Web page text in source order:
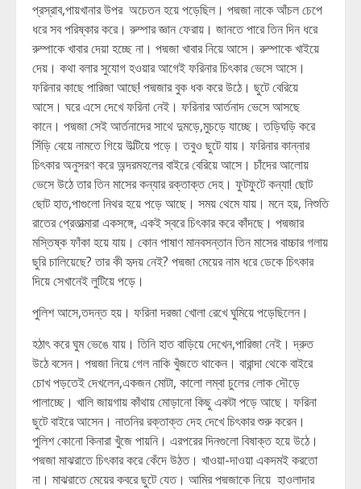
প্রস্রাব,পায়খানার উপর অচেতন হয়ে পড়েছিল। পদ্মজা নাকে আঁচল চেপে
ধরে সব পরিষ্কার করে। রুম্পার জ্ঞান ফেরায়। জানতে পারে তিন দিন ধরে
রুম্পাকে খাবার দেয়া হচ্ছে না। পদ্মজা খাবার নিয়ে আসে। রুম্পাকে খাইয়ে
দেয়। কথা বলার সুযোগ হওয়ার আগেই ফরিনার চিৎকার ভেসে আসে।
ফরিনার কাছে পারিজা আছে! পদ্মজার বুক ধক করে উঠে। ছুটে বেরিয়ে
আসে। ঘরে এসে দেখে ফরিনা নেই। ফরিনার আর্তনাদ ভেসে আসছে
কানে। পদ্মজা সেই আর্তনাদের সাথে দুমড়ে,মুচড়ে যাচ্ছে। তড়িঘড়ি করে
সিঁড়ি বেয়ে নামতে গিয়ে উল্টিয়ে পড়ে। তবুও ছুটে যায়। ফরিনার কান্নার
চিৎকার অনুসরণ করে অন্দরমহলের বাইরে বেরিয়ে আসে। চাঁদের আলোয়
ভেসে উঠে তার তিন মাসের কন্যার রক্তাক্ত দেহ। ফুটফুটে কন্যা! ছোট
ছোট হাত,পাগুলো নিথর হয়ে পড়ে আছে। সময় থেমে যায়। মনে হয়, নিশুতি
রাতের প্রেতাত্মারা একসঙ্গে, একই স্বরে চিৎকার করে কাঁদছে। পদ্মজার
মস্তিষ্ক ফাঁকা হয়ে যায়। কোন পাষাণ মানবসন্তান তিন মাসের বাচ্চার গলায়
ছুরি চালিয়েছে? তার কী হৃদয় নেই? পদ্মজা মেয়ের নাম ধরে ডেকে চিৎকার
দিয়ে সেখানেই লুটিয়ে পড়ে।
পুলিশ আসে,তদন্ত হয়। ফরিনা দরজা খোলা রেখে ঘুমিয়ে পড়েছিলেন।
হঠাৎ করে ঘুম ভেঙে যায়। তিনি হাত বাড়িয়ে দেখেন,পারিজা নেই। দ্রুত
উঠে বসেন। পদ্মজা নিয়ে গেল নাকি খুঁজতে থাকেন। বারান্দা থেকে বাইরে
চোখ পড়তেই দেখলেন,একজন মোটা, কালো লম্বা চুলের লোক দৌড়ে
পালাচ্ছে। খালি জায়গায় কাঁথায় মোড়ানো কিছু একটা পড়ে আছে। ফরিনা
ছুটে বাইরে আসেন। নাতনির রক্তাক্ত দেহ দেখে চিৎকার শুরু করেন।
পুলিশ কোনো কিনারা খুঁজে পায়নি। এরপরের দিনগুলো বিষাক্ত হয়ে উঠে।
পদ্মজা মাঝরাতে চিৎকার করে কেঁদে উঠত। খাওয়া-দাওয়া একদমই করতো
না। মাঝরাতে মেয়ের কবরে ছুটে যেত। আমির পদ্মজাকে নিয়ে হাওলাদার